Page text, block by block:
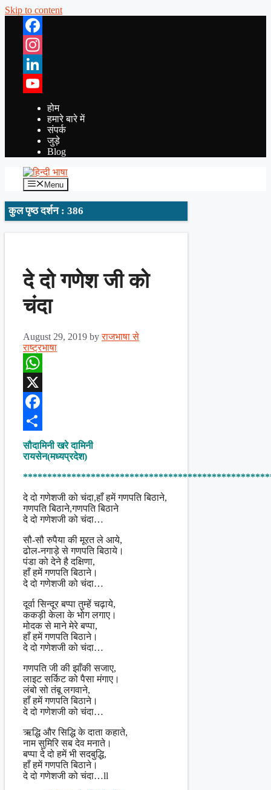
Skip to content
Facebook
Instagram
LinkedIn
YouTube
होम
हमारे बारे में
संपर्क
जुड़े
Blog
Menu
कुल पृष्ठ दर्शन : 386
दे दो गणेश जी को
चंदा
August 29, 2019 byराजभाषा से
राष्ट्रभाषा
WhatsApp
X
Facebook
Share
सौदामिनी खरे दामिनी
रायसेन(मध्यप्रदेश)
दे दो गणेशजी को चंदा,हाँ हमें गणपति बिठाने,
गणपति बिठाने,गणपति बिठाने
दे दो गणेशजी को चंदा…
सौ-सौ रुपैया की मूरत ले आये,
ढोल-नगाड़े से गणपति बिठाये।
पंडा को देने है दक्षिणा,
हाँ हमें गणपति बिठाने।
दे दो गणेशजी को चंदा…
दूर्वा सिन्दूर बप्पा तुम्हें चढ़ाये,
ककड़ी केला के भोग लगाए।
मोदक से माने मेरे बप्पा,
हाँ हमें गणपति बिठाने।
दे दो गणेशजी को चंदा…
गणपति जी की झाँकी सजाए,
लाइट सर्किट को पैसा मंगाए।
लंबो सो तंबू लगवाने,
हाँ हमें गणपति बिठाने।
दे दो गणेशजी को चंदा…
ऋद्धि और सिद्धि के दाता कहाते,
नाम सुमिरि सब देव मनाते।
बप्पा दे दो हमें भी सदबुद्धि,
हाँ हमें गणपति बिठाने।
दे दो गणेशजी को चंदा…ll